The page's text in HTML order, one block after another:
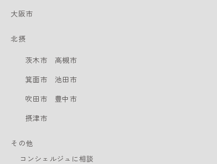
大阪市
北摂
茨木市
高槻市
箕面市
池田市
吹田市
豊中市
摂津市
その他
コンシェルジュに相談